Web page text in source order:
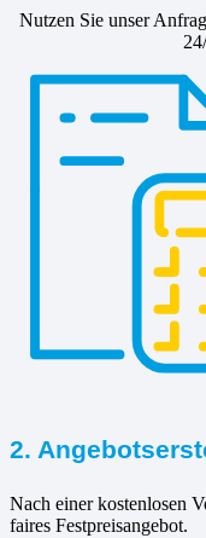
Nutzen Sie unser
2.
Nach einer kostenlosen
faires Festpreisangebot.